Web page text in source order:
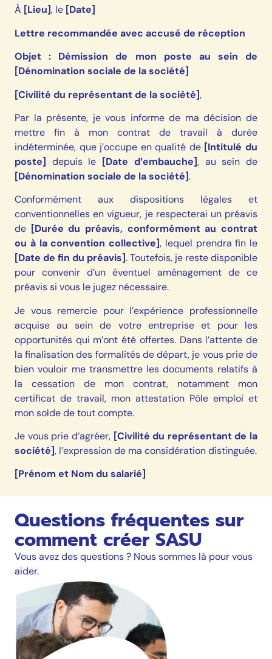
À [Lieu], le [Date]
Lettre recommandée avec accusé de réception
Objet : Démission de mon poste au sein de
[Dénomination sociale de la société]
[Civilité du représentant de la société],
Par la présente, je vous informe de ma décision de
mettre fin à mon contrat de travail à durée
indéterminée, que j’occupe en qualité de [Intitulé du
poste]
depuis le [Date d’embauche], au sein de
[Dénomination sociale de la société].
Conformément aux dispositions légales et
conventionnelles en vigueur, je respecterai un préavis
de [Durée du préavis, conformément au contrat
ou à la convention collective], lequel prendra fin le
[Date de fin du préavis]. Toutefois, je reste disponible
pour convenir d’un éventuel aménagement de ce
préavis si vous le jugez nécessaire.
Je vous remercie pour l’expérience professionnelle
acquise au sein de votre entreprise et pour les
opportunités qui m’ont été offertes. Dans l’attente de
la finalisation des formalités de départ, je vous prie de
bien vouloir me transmettre les documents relatifs à
la cessation de mon contrat, notamment mon
certificat de travail, mon attestation Pôle emploi et
mon solde de tout compte.
Je vous prie d’agréer, [Civilité du représentant de la
société], l’expression de ma considération distinguée.
[Prénom et Nom du salarié]
Questions fréquentes sur
comment créer SASU
Vous avez des questions ? Nous sommes là pour vous
aider.